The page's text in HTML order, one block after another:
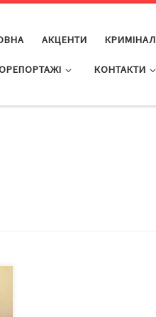
АКЦЕНТИ КРИМІНАЛ
КОНТАКТИ